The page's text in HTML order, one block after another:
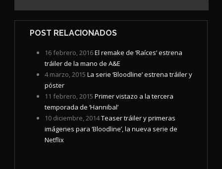
POST RELACIONADOS
16 febrero, 2016El remake de ‘Raíces’ estrena
tráiler de la mano de A&E
4 marzo, 2015 La serie ‘Bloodline’ estrena tráiler y
póster
11 febrero, 2015 Primer vistazo a la tercera
temporada de ‘Hannibal’
10 diciembre, 2014Teaser tráiler y primeras
imágenes para ‘Bloodline’, la nueva serie de
Netflix